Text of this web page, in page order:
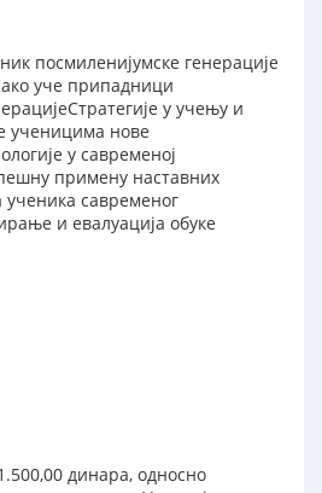
посмиленијумске генерације
уче припадници
у учењу и
ученицима нове
у савременој
примену наставних
савременог
и евалуација обуке
динара, односно